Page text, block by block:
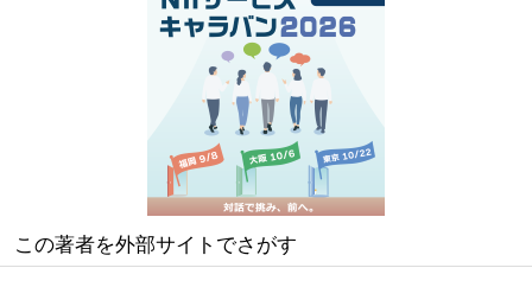
この著者を外部サイトでさがす